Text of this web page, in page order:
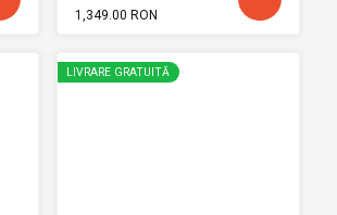
1,349.00 RON
LIVRARE GRATUITĂ